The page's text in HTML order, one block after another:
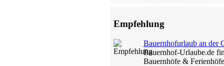
Empfehlung
Bauernhofurlaub an der
Bauernhof-Urlaube.de
Bauernhöfe & Ferienhöfe